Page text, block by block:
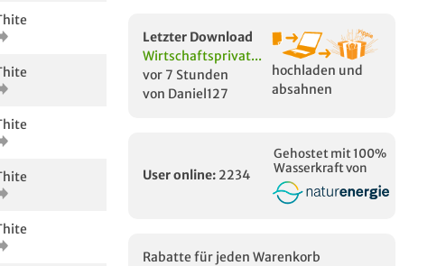
Letzter Download
Wirtschaftsprivat...
vor 7 Stunden
von Daniel127
hochladen und
absahnen
User online: 2234
Gehostet mit 100%
Wasserkraft von
Rabatte für jeden Warenkorb